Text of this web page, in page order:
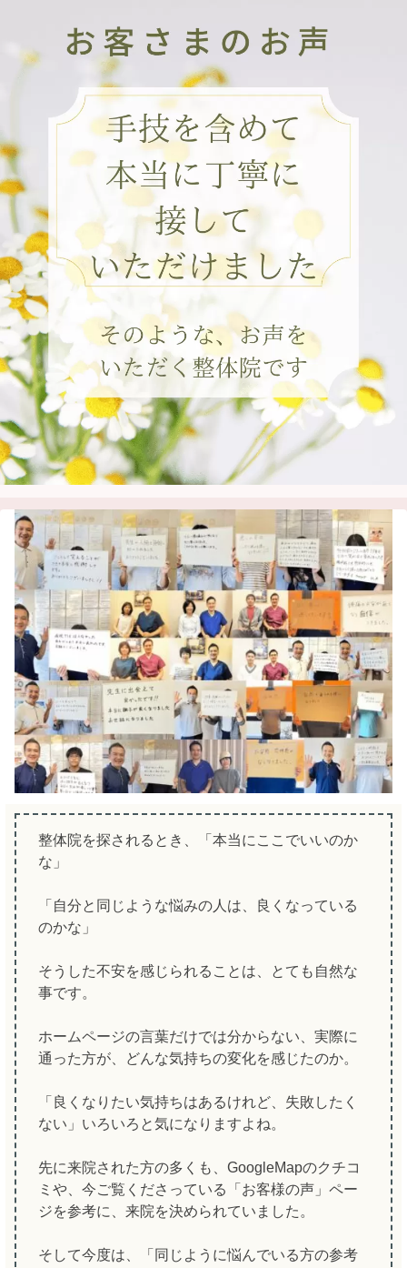
整体院を探されるとき、「本当にここでいいのか
な」
「自分と同じような悩みの人は、良くなっている
のかな」
そうした不安を感じられることは、とても自然な
事です。
ホームページの言葉だけでは分からない、実際に
通った方が、どんな気持ちの変化を感じたのか。
「良くなりたい気持ちはあるけれど、失敗したく
ない」いろいろと気になりますよね。
先に来院された方の多くも、GoogleMapのクチコ
ミや、今ご覧くださっている「お客様の声」ペー
ジを参考に、来院を決められていました。
そして今度は、「同じように悩んでいる方の参考